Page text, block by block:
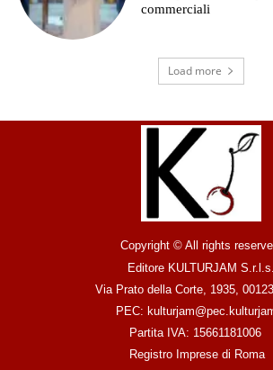
commerciali
Load more
Copyright © All rights
Editore KULTURJAM S.r.l.s.
Via Prato della Corte, 1935,
PEC:
Partita IVA: 15661181006
Registro Imprese di Roma